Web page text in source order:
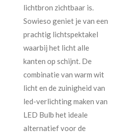
lichtbron zichtbaar is.
Sowieso geniet je van een
prachtig lichtspektakel
waarbij het licht alle
kanten op schijnt. De
combinatie van warm wit
licht en de zuinigheid van
led-verlichting maken van
LED Bulb het ideale
alternatief voor de